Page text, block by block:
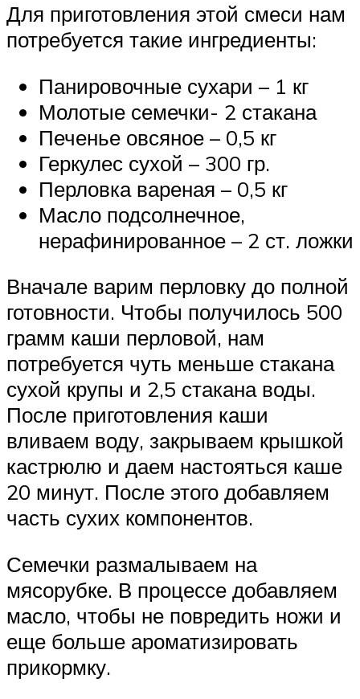
Для приготовления этой смеси нам
потребуется такие ингредиенты:
Панировочные сухари – 1 кг
Молотые семечки- 2 стакана
Печенье овсяное – 0,5 кг
Геркулес сухой – 300 гр.
Перловка вареная – 0,5 кг
Масло подсолнечное,
нерафинированное – 2 ст. ложки
Вначале варим перловку до полной
готовности. Чтобы получилось 500
грамм каши перловой, нам
потребуется чуть меньше стакана
сухой крупы и 2,5 стакана воды.
После приготовления каши
вливаем воду, закрываем крышкой
кастрюлю и даем настояться каше
20 минут. После этого добавляем
часть сухих компонентов.
Семечки размалываем на
мясорубке. В процессе добавляем
масло, чтобы не повредить ножи и
еще больше ароматизировать
прикормку.